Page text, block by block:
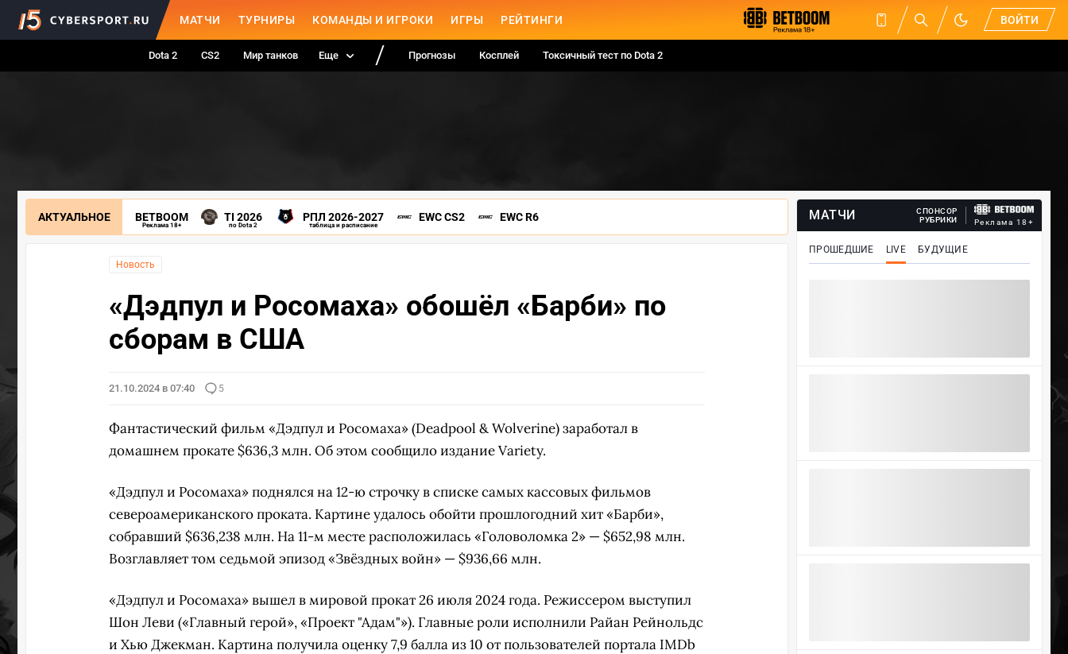
МАТЧИ ТУРНИРЫ КОМАНДЫ И ИГРОКИ ИГРЫ РЕЙТИНГИ ВОЙТИ
Dota 2 CS2 Мир танков Еще Прогнозы Косплей Токсичный тест по Dota 2
АКТУАЛЬНОЕ BETBOOM
Реклама 18+
TI 2026
по Dota 2
РПЛ 2026-2027
таблица и расписание
EWC CS2 EWC R6
Новость
«Дэдпул и Росомаха» обошёл «Барби» по
сборам в США
21.10.2024 в 07:40 5
Фантастический фильм «Дэдпул и Росомаха» (Deadpool & Wolverine) заработал в
домашнем прокате $636,3 млн. Об этом сообщило издание Variety.
«Дэдпул и Росомаха» поднялся на 12-ю строчку в списке самых кассовых фильмов
североамериканского проката. Картине удалось обойти прошлогодний хит «Барби»,
собравший $636,238 млн. На 11-м месте расположилась «Головоломка 2» — $652,98 млн.
Возглавляет том седьмой эпизод «Звёздных войн» — $936,66 млн.
«Дэдпул и Росомаха» вышел в мировой прокат 26 июля 2024 года. Режиссером выступил
Шон Леви («Главный герой», «Проект "Адам"»). Главные роли исполнили Райан Рейнольдс
и Хью Джекман. Картина получила оценку 7,9 балла из 10 от пользователей портала IMDb
МАТЧИ
СПОНСОР
РУБРИКИ
Реклама 18+
ПРОШЕДШИЕ LIVE БУДУЩИЕ